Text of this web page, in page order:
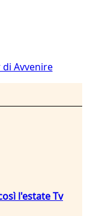
Avvenire
l'estate Tv